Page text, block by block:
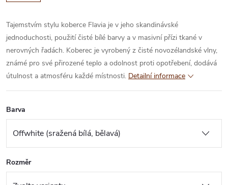
Tajemstvím stylu koberce Flavia je v jeho skandinávské
jednoduchosti, použití čisté bílé barvy a v masivní přízi tkané v
nerovných řadách. Koberec je vyrobený z čisté novozélandské vlny,
známé pro své přirozené teplo a odolnost proti opotřebení, dodává
útulnost a atmosféru každé místnosti. Detailní informace
Barva
Rozměr